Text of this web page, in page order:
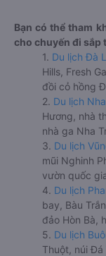
Bạn có thể tham
cho chuyến đi sắp
1. Du lịch Đà
Hills, Fresh
đồi cỏ hồng
2. Du lịch
Hương, nhà
nhà ga Nha
3. Du lịch
mũi Nghinh
vườn quốc
4. Du lịch
bay, Bàu
đảo Hòn Bà,
5. Du lịch
Thuột, núi Đá